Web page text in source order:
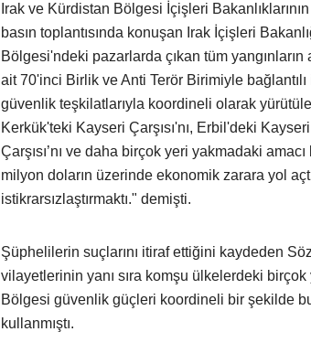
Irak ve Kürdistan Bölgesi İçişleri
basın toplantısında konuşan Irak İçişleri
Bölgesi'ndeki pazarlarda çıkan tüm
ait 70'inci Birlik ve Anti Terör Birimiyle
güvenlik teşkilatlarıyla koordineli olarak
Kerkük'teki Kayseri Çarşısı'nı, Erbil'deki
Çarşısı’nı ve daha birçok yeri yakmadaki
milyon doların üzerinde ekonomik zarara yol
istikrarsızlaştırmaktı." demişti.
Şüphelilerin suçlarını itiraf ettiğini kaydeden
vilayetlerinin yanı sıra komşu ülkelerdeki birçok
Bölgesi güvenlik güçleri koordineli bir şekilde
kullanmıştı.